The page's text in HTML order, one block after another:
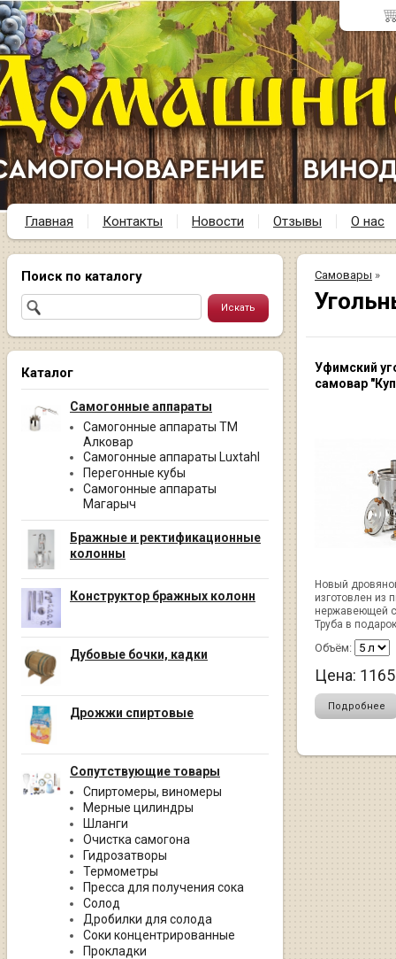
Главная Контакты Новости Отзывы О нас
Поиск по каталогу
Каталог
Самогонные аппараты
Самогонные аппараты ТМ
Алковар
Самогонные аппараты Luxtahl
Перегонные кубы
Самогонные аппараты
Магарыч
Бражные и ректификационные
колонны
Конструктор бражных колонн
Дубовые бочки, кадки
Дрожжи спиртовые
Сопутствующие товары
Спиртомеры, виномеры
Мерные цилиндры
Шланги
Очистка самогона
Гидрозатворы
Термометры
Пресса для получения сока
Солод
Дробилки для солода
Соки концентрированные
Прокладки
Самовары »
Уфимский
самовар
Новый
изготовлен из
нержавеющей
Труба в
Объём:
Цена:
Подробнее